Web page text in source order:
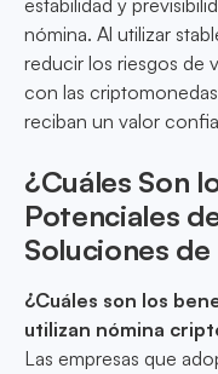
estabilidad y
nómina. Al utilizar
reducir los riesgos de
con las
reciban un valor
¿Cuáles Son
Potenciales
Soluciones
¿Cuáles son los
utilizan nómina
Las empresas que